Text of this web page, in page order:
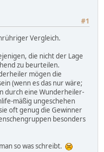
#1
Vergleich.
die nicht der Lage
zu beurteilen.
mögen die
(wenn es das nur wäre;
durch eine Wunderheiler-
mäßig ungeschehen
oft genug die Gewinner
besonders
so was schreibt.